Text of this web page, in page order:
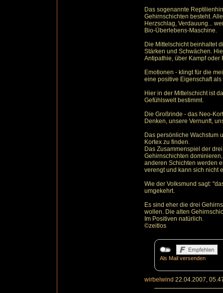
Das sogenannte
Gehirnschichten besteht.
Herzschlag, Verdauung...
Bio-Überlebens-Maschine.
Die Mittelschicht beinhaltet
Stärken und Schwächen.
Antipathie, über Kampf oder
Emotionen - klingt für die
eine positive Eigenschaft als
Hier in der Mittelschicht ist
Gefühlswelt bestimmt.
Die Großrinde - das Neo-
Denken, unsere Vernunft,
Das persönliche Wachstum
Kortex zu finden.
Das Zusammenspiel der
Gehirnschichten
anderen Schichten werden
verengt und kann sich nicht
Wie der Volksmund sagt:
umgekehrt.
Es sind eher die drei
wollen. Die alten
Im Positiven natürlich.
©zeitlos
Als Mail versenden
wirbelwind 22.04.2007,